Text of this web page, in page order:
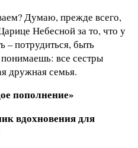
Думаю, прежде всего,
Небесной за то, что у
– потрудиться, быть
все сестры
дружная семья.
пополнение»
вдохновения для